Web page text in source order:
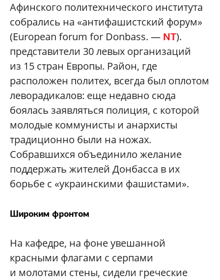
Афинского политехнического института
собрались на «антифашистский форум»
(European forum for Donbass. — NT).
представители 30 левых организаций
из 15 стран Европы. Район, где
расположен политех, всегда был оплотом
леворадикалов: еще недавно сюда
боялась заявляться полиция, с которой
молодые коммунисты и анархисты
традиционно были на ножах.
Собравшихся объединило желание
поддержать жителей Донбасса в их
борьбе с «украинскими фашистами».
Широким фронтом
На кафедре, на фоне увешанной
красными флагами с серпами
и молотами стены, сидели греческие